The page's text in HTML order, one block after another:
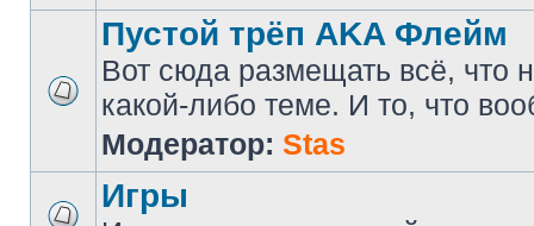
Пустой трёп AKA Флейм
Вот сюда размещать всё, что
какой-либо теме. И то, что
Модератор: Stas
Игры